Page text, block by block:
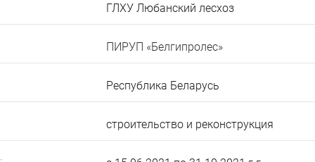
ГЛХУ Любанский лесхоз
ПИРУП «Белгипролес»
Республика Беларусь
строительство и реконструкция